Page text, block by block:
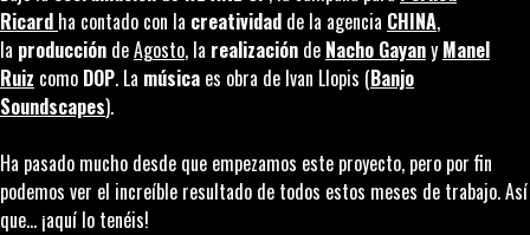
Ricard ha contado con la creatividad de la agencia CHINA,
la producción deAgosto, la realización de Nacho Gayany Manel
Ruiz como DOP. La música es obra de Ivan Llopis (Banjo
Soundscapes).
Ha pasado mucho desde que empezamos este proyecto, pero por fin
podemos ver el increíble resultado de todos estos meses de trabajo. Así
que… ¡aquí lo tenéis!